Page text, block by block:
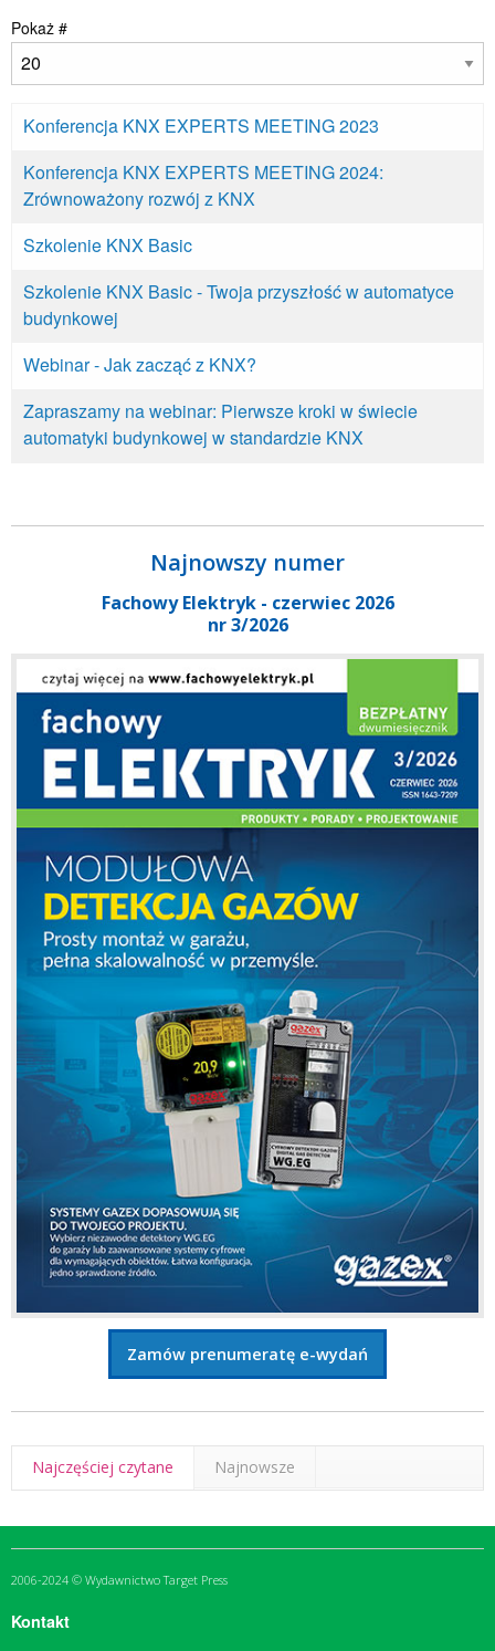
Pokaż #
Konferencja KNX EXPERTS MEETING 2023
Konferencja KNX EXPERTS MEETING 2024:
Zrównoważony rozwój z KNX
Szkolenie KNX Basic
Szkolenie KNX Basic - Twoja przyszłość w automatyce
budynkowej
Webinar - Jak zacząć z KNX?
Zapraszamy na webinar: Pierwsze kroki w świecie
automatyki budynkowej w standardzie KNX
Najnowszy numer
Fachowy Elektryk - czerwiec 2026
nr 3/2026
Zamów prenumeratę e-wydań
Najczęściej czytane Najnowsze
2006-2024 © Wydawnictwo Target Press
Kontakt